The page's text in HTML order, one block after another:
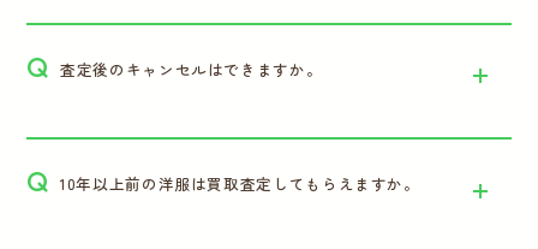
Q 査定後のキャンセルはできますか。
Q 10年以上前の洋服は買取査定してもらえますか。